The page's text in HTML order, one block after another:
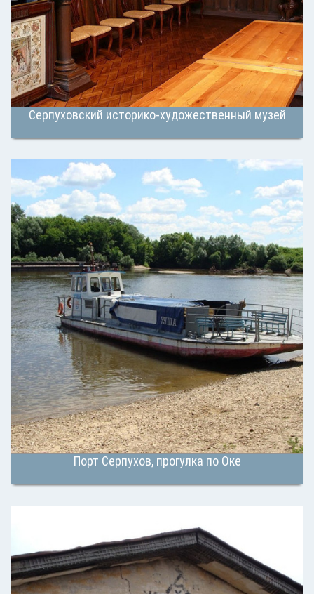
Серпуховский историко-художественный музей
Порт Серпухов, прогулка по Оке